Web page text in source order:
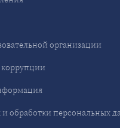
организации
обработки персональных